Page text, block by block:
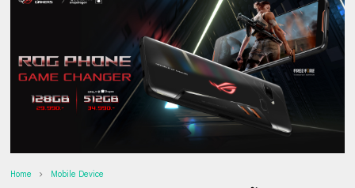
Home Mobile Device